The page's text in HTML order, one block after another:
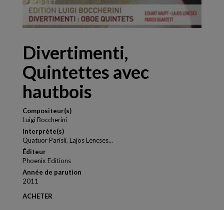
Divertimenti,
Quintettes avec
hautbois
Compositeur(s)
Luigi Boccherini
Interprète(s)
Quatuor Parisii, Lajos Lencses...
Éditeur
Phoenix Editions
Année de parution
2011
ACHETER